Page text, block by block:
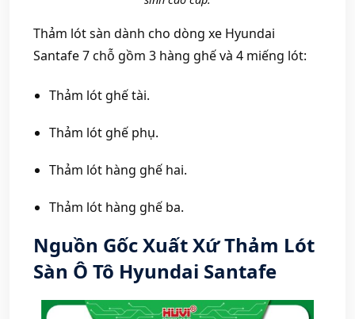
Thảm lót sàn dành cho dòng xe Hyundai
Santafe 7 chỗ gồm 3 hàng ghế và 4 miếng lót:
Thảm lót ghế tài.
Thảm lót ghế phụ.
Thảm lót hàng ghế hai.
Thảm lót hàng ghế ba.
Nguồn Gốc Xuất Xứ Thảm Lót
Sàn Ô Tô Hyundai Santafe